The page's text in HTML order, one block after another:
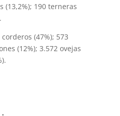
(13,2%); 190 terneras
(47%); 573
(12%); 3.572 ovejas